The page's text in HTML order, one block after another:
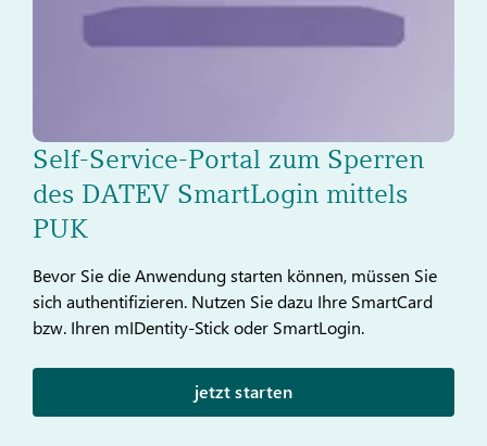
Self-Service-Portal zum Sperren
des DATEV SmartLogin mittels
PUK
Bevor Sie die Anwendung starten können, müssen Sie
sich authentifizieren. Nutzen Sie dazu Ihre SmartCard
bzw. Ihren mIDentity-Stick oder SmartLogin.
jetzt starten